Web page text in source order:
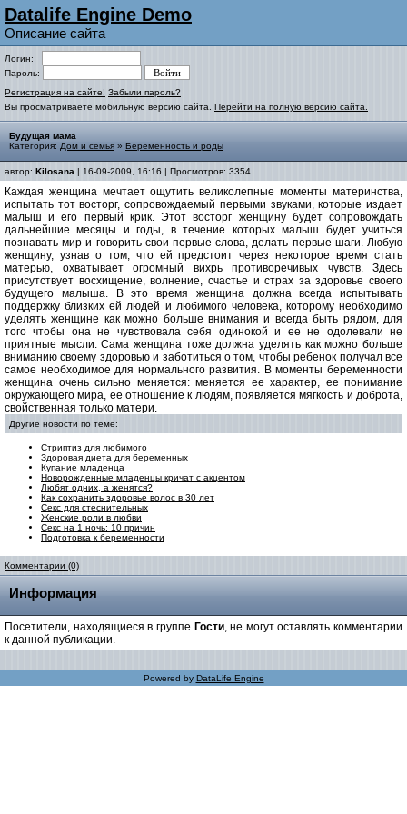
Datalife Engine Demo
Описание сайта
Логин:
Пароль:
Регистрация на сайте! Забыли пароль?
Вы просматриваете мобильную версию сайта. Перейти на полную версию сайта.
Будущая мама
Категория: Дом и семья » Беременность и роды
автор: Kilosana | 16-09-2009, 16:16 | Просмотров: 3354
Каждая женщина мечтает ощутить великолепные моменты материнства,
испытать тот восторг, сопровождаемый первыми звуками, которые издает
малыш и его первый крик. Этот восторг женщину будет сопровождать
дальнейшие месяцы и годы, в течение которых малыш будет учиться
познавать мир и говорить свои первые слова, делать первые шаги. Любую
женщину, узнав о том, что ей предстоит через некоторое время стать
матерью, охватывает огромный вихрь противоречивых чувств. Здесь
присутствует восхищение, волнение, счастье и страх за здоровье своего
будущего малыша. В это время женщина должна всегда испытывать
поддержку близких ей людей и любимого человека, которому необходимо
уделять женщине как можно больше внимания и всегда быть рядом, для
того чтобы она не чувствовала себя одинокой и ее не одолевали не
приятные мысли. Сама женщина тоже должна уделять как можно больше
вниманию своему здоровью и заботиться о том, чтобы ребенок получал все
самое необходимое для нормального развития. В моменты беременности
женщина очень сильно меняется: меняется ее характер, ее понимание
окружающего мира, ее отношение к людям, появляется мягкость и доброта,
свойственная только матери.
Другие новости по теме:
Стриптиз для любимого
Здоровая диета для беременных
Купание младенца
Новорожденные младенцы кричат с акцентом
Любят одних, а женятся?
Как сохранить здоровье волос в 30 лет
Секс для стеснительных
Женские роли в любви
Cекс на 1 ночь: 10 причин
Подготовка к беременности
Комментарии (0)
Информация
Посетители, находящиеся в группе Гости, не могут оставлять комментарии
к данной публикации.
Powered by DataLife Engine